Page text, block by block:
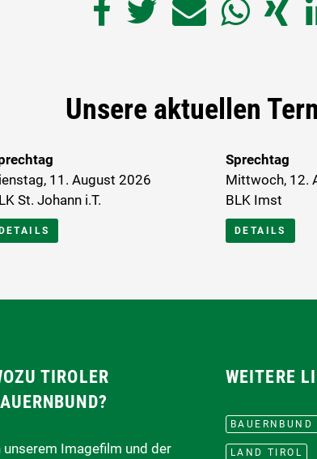
Unsere aktuellen
11. August 2026
St. Johann i.T.
Sprechtag
Mittwoch, 12.
BLK Imst
DETAILS
TIROLER
unserem Imagefilm und der
WEITERE
BAUERNBUND
LAND TIROL